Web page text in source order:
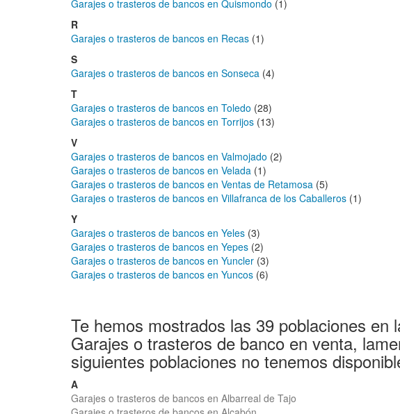
Garajes o trasteros de bancos en Quismondo (1)
R
Garajes o trasteros de bancos en Recas (1)
S
Garajes o trasteros de bancos en Sonseca (4)
T
Garajes o trasteros de bancos en Toledo (28)
Garajes o trasteros de bancos en Torrijos (13)
V
Garajes o trasteros de bancos en Valmojado (2)
Garajes o trasteros de bancos en Velada (1)
Garajes o trasteros de bancos en Ventas de Retamosa (5)
Garajes o trasteros de bancos en Villafranca de los Caballeros (1)
Y
Garajes o trasteros de bancos en Yeles (3)
Garajes o trasteros de bancos en Yepes (2)
Garajes o trasteros de bancos en Yuncler (3)
Garajes o trasteros de bancos en Yuncos (6)
Te hemos mostrados las 39 poblaciones en
Garajes o trasteros de banco en venta,
siguientes poblaciones no tenemos
A
Garajes o trasteros de bancos en Albarreal de Tajo